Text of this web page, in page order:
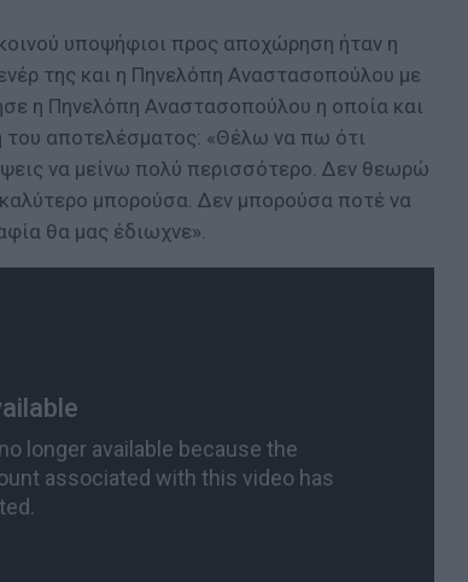
υποψήφιοι προς αποχώρηση ήταν η
της και η Πηνελόπη Αναστασοπούλου με
η Πηνελόπη Αναστασοπούλου η οποία και
αποτελέσματος: «Θέλω να πω ότι
να μείνω πολύ περισσότερο. Δεν θεωρώ
μπορούσα. Δεν μπορούσα ποτέ να
θα μας έδιωχνε».